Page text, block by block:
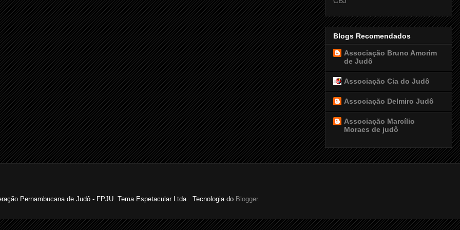
Blogs Recomendados
Associação Bruno Amorim
de Judô
Associação Cia do Judô
Associação Delmiro Judô
Associação Marcílio
Moraes de judô
Pernambucana de Judô - FPJU. Tema Espetacular Ltda.. Tecnologia do Blogger.